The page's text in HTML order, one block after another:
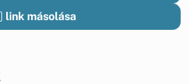
link másolása